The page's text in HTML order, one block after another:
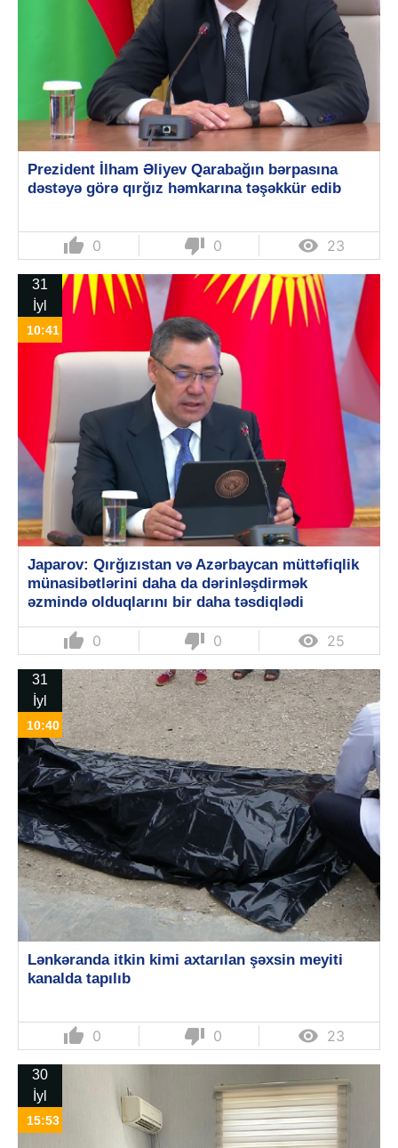
Prezident İlham Əliyev Qarabağın bərpasına
dəstəyə görə qırğız həmkarına təşəkkür edib
thumb_up 0 thumb_down 0  23
31
İyl
10:41
Japarov: Qırğızıstan və Azərbaycan müttəfiqlik
münasibətlərini daha da dərinləşdirmək
əzmində olduqlarını bir daha təsdiqlədi
thumb_up 0 thumb_down 0  25
31
İyl
10:40
Lənkəranda itkin kimi axtarılan şəxsin meyiti
kanalda tapılıb
thumb_up 0 thumb_down 0  23
30
İyl
15:53